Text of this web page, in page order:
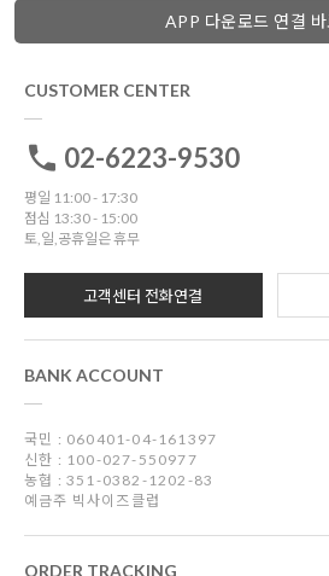
APP 다운로드 연결 바
CUSTOMER CENTER
02-6223-9530
평일 11:00 - 17:30
점심 13:30 - 15:00
토,일,공휴일은 휴무
고객센터 전화연결
BANK ACCOUNT
국민 : 060401-04-161397
신한 : 100-027-550977
농협 : 351-0382-1202-83
예금주 빅사이즈클럽
ORDER TRACKING